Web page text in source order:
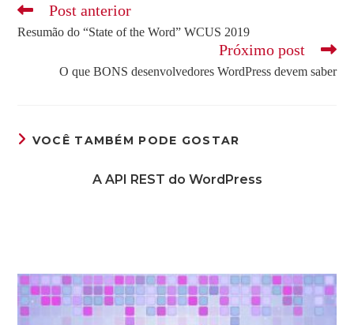
Leia
artigos
Post anterior
Resumão do “State of the Word” WCUS 2019
Próximo post
O que BONS desenvolvedores WordPress devem saber
VOCÊ TAMBÉM PODE GOSTAR
A API REST do WordPress